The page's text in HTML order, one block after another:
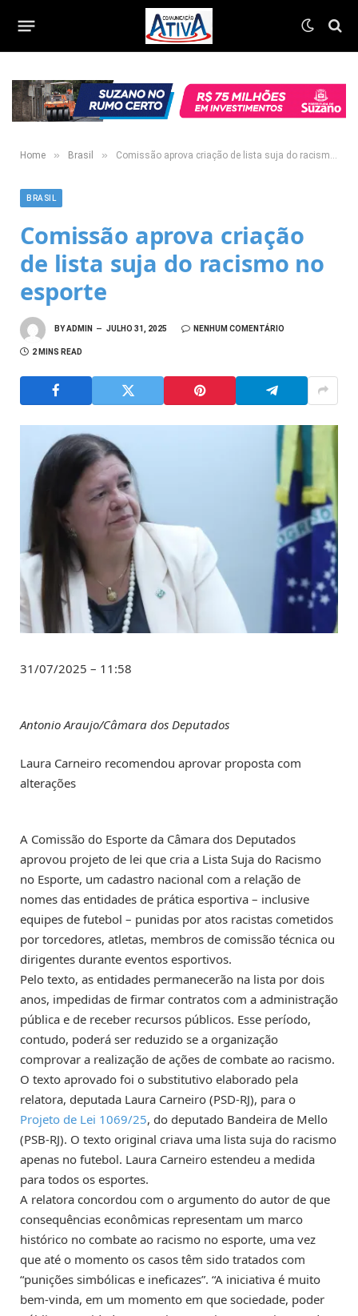
Home » Brasil » Comissão aprova criação de lista suja do racismo no esporte
BRASIL
Comissão aprova criação
de lista suja do racismo no
esporte
BYADMIN JULHO 31, 2025 NENHUM COMENTÁRIO
2 MINS READ
31/07/2025 – 11:58
Antonio Araujo/Câmara dos Deputados
Laura Carneiro recomendou aprovar proposta com
alterações
A Comissão do Esporte da Câmara dos Deputados
aprovou projeto de lei que cria a Lista Suja do Racismo
no Esporte, um cadastro nacional com a relação de
nomes das entidades de prática esportiva – inclusive
equipes de futebol – punidas por atos racistas cometidos
por torcedores, atletas, membros de comissão técnica ou
dirigentes durante eventos esportivos.
Pelo texto, as entidades permanecerão na lista por dois
anos, impedidas de firmar contratos com a administração
pública e de receber recursos públicos. Esse período,
contudo, poderá ser reduzido se a organização
comprovar a realização de ações de combate ao racismo.
O texto aprovado foi o substitutivo elaborado pela
relatora, deputada Laura Carneiro (PSD-RJ), para o
Projeto de Lei 1069/25, do deputado Bandeira de Mello
(PSB-RJ). O texto original criava uma lista suja do racismo
apenas no futebol. Laura Carneiro estendeu a medida
para todos os esportes.
A relatora concordou com o argumento do autor de que
consequências econômicas representam um marco
histórico no combate ao racismo no esporte, uma vez
que até o momento os casos têm sido tratados com
“punições simbólicas e ineficazes”. “A iniciativa é muito
bem-vinda, em um momento em que sociedade, poder